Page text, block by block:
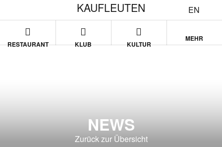
EN
KAUFLEUTEN
RESTAURANT KLUB KULTUR
MEHR
NEWS
Zurück zur Übersicht